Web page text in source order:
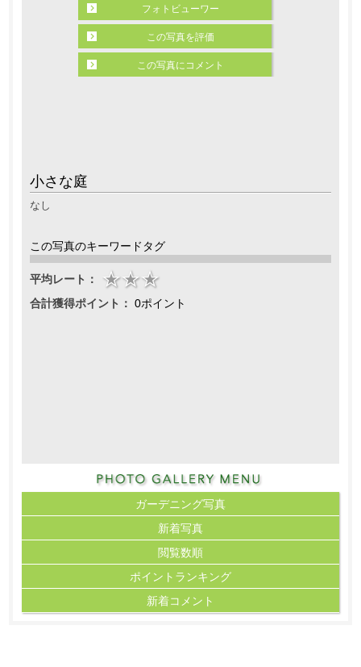
小さな庭
なし
この写真のキーワードタグ
平均レート：
合計獲得ポイント： 0ポイント
フォトビューワー
この写真を評価
この写真にコメント
ガーデニング写真
新着写真
閲覧数順
ポイント ランキング
新着コメント